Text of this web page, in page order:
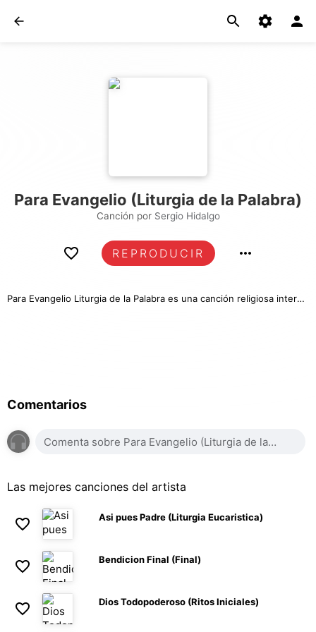
Para Evangelio (Liturgia de la Palabra)
Canción por Sergio Hidalgo
REPRODUCIR
Para Evangelio Liturgia de la Palabra es una canción religiosa interpretada por este artista o banda católica. Tiene una duración de 27 segundos y es la número 1739 de nuestro catálogo. Esperamos sea de tu agrado. Bendiciones.
Comentarios
Las mejores canciones del artista
Asi pues Padre (Liturgia Eucaristica)
Bendicion Final (Final)
Dios Todopoderoso (Ritos Iniciales)